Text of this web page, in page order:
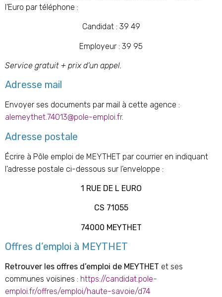
l’Euro par téléphone :
Candidat : 39 49
Employeur : 39 95
Service gratuit + prix d’un appel.
Adresse mail
Envoyer ses documents par mail à cette agence :
alemeythet.74013@pole-emploi.fr.
Adresse postale
Écrire à Pôle emploi de MEYTHET par courrier en indiquant
l’adresse postale ci-dessous sur l’enveloppe :
1 RUE DE L EURO
CS 71055
74000 MEYTHET
Offres d’emploi à MEYTHET
Retrouver les offres d’emploi de MEYTHET et ses
communes voisines : https://candidat.pole-
emploi.fr/offres/emploi/haute-savoie/d74